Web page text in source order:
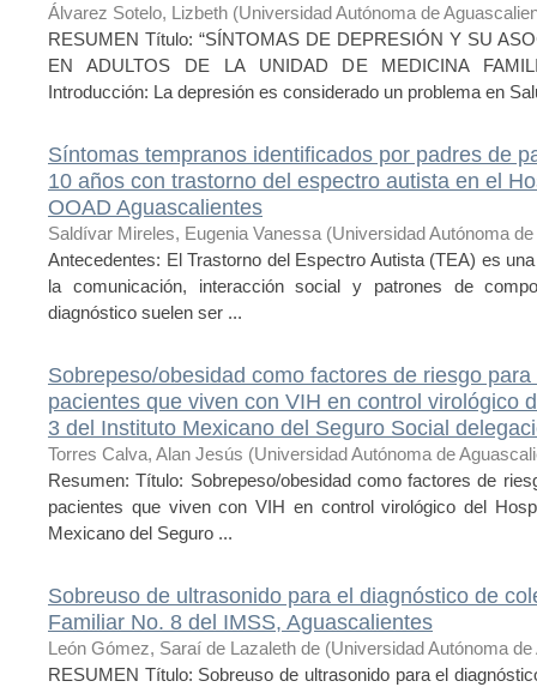
Álvarez Sotelo, Lizbeth (Universidad Autónoma de
RESUMEN Título: “SÍNTOMAS DE DEPRESIÓN Y SU
EN ADULTOS DE LA UNIDAD DE MEDICINA
Introducción: La depresión es considerado un problema en
Síntomas tempranos identificados por padres de
10 años con trastorno del espectro autista en el
OOAD Aguascalientes
Saldívar Mireles, Eugenia Vanessa (Universidad Autónoma
Antecedentes: El Trastorno del Espectro Autista (TEA) es
la comunicación, interacción social y patrones de
diagnóstico suelen ser ...
Sobrepeso/obesidad como factores de riesgo
pacientes que viven con VIH en control virológico
3 del Instituto Mexicano del Seguro Social
Torres Calva, Alan Jesús (Universidad Autónoma de
Resumen: Título: Sobrepeso/obesidad como factores de
pacientes que viven con VIH en control virológico del
Mexicano del Seguro ...
Sobreuso de ultrasonido para el diagnóstico de
Familiar No. 8 del IMSS, Aguascalientes
León Gómez, Saraí de Lazaleth de (Universidad Autónoma
RESUMEN Título: Sobreuso de ultrasonido para el